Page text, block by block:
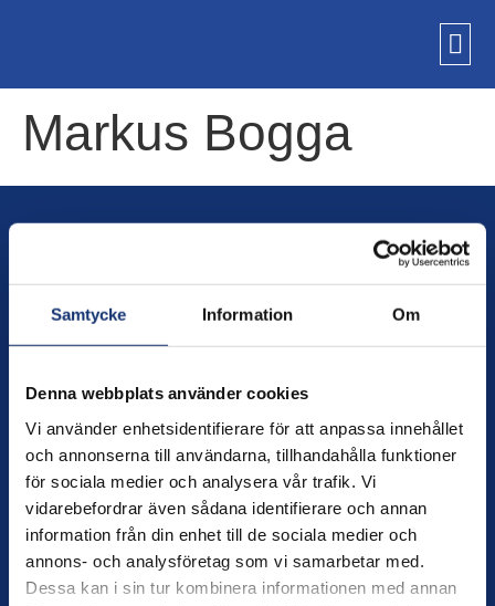
Samtycke Information Om
Denna webbplats använder cookies
Vi använder enhetsidentifierare för att anpassa innehållet
och annonserna till användarna, tillhandahålla funktioner
för sociala medier och analysera vår trafik. Vi
vidarebefordrar även sådana identifierare och annan
information från din enhet till de sociala medier och
annons- och analysföretag som vi samarbetar med.
Dessa kan i sin tur kombinera informationen med annan
Markus Bogga
Vi tror på allas rätt att vara sig själva och att
Kontakta oss
0431-826 10